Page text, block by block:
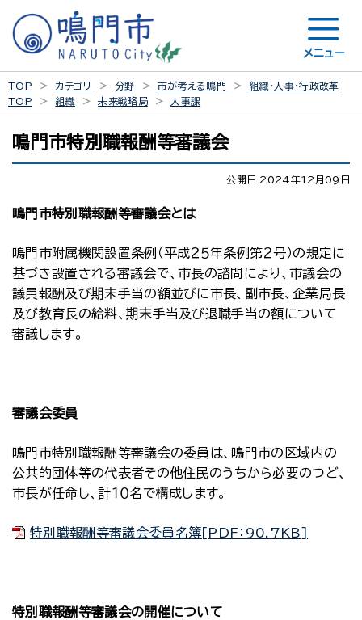
メニュー
TOP カテゴリ 分野 市が考える鳴門
組織・人事・行政改革
TOP
組織 未来戦略局 人事課
鳴門市特別職報酬等審議会
公開日 2024年12月09日
鳴門市特別職報酬等審議会とは
鳴門市附属機関設置条例（平成２５年条例第２号）の規定に
基づき設置される審議会で、市長の諮問により、市議会の
議員報酬及び期末手当の額並びに市長、副市長、企業局長
及び教育長の給料、期末手当及び退職手当の額について
審議します。
審議会委員
鳴門市特別職報酬等審議会の委員は、鳴門市の区域内の
公共的団体等の代表者その他住民のうちから必要のつど、
市長が任命し、計１０名で構成します。
特別職報酬等審議会委員名簿[PDF：90.7KB]
特別職報酬等審議会の開催について